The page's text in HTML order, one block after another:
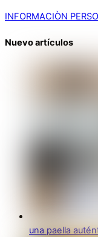
INFORMACIÒN
Nuevo artículos
una paella